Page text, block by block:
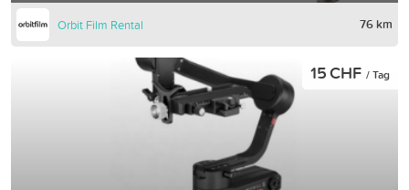
Orbit Film Rental 76 km
15 CHF / Tag